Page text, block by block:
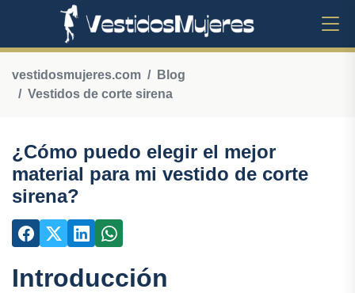
vestidosmujeres.com
Blog
Vestidos de corte sirena
¿Cómo puedo elegir el mejor
material para mi vestido de corte
sirena?
Introducción